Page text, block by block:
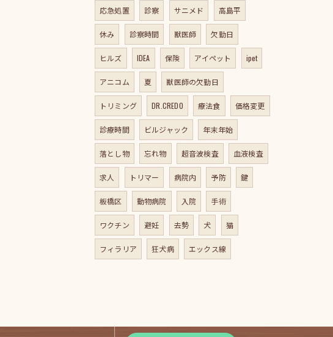
応急処置 診察 サニメド 高島平
休み 診察時間 獣医師 欠勤日
ヒルズ IDEA 保険 アイペット ipet
アニコム 夏 獣医師の欠勤日
トリミング DR.CREDO 療法食 価格変更
診療時間 ビルジャック 年末年始
落とし物 忘れ物 超音波検査 血液検査
求人 トリマー 病院内 予防 鍵
板橋区 動物病院 入院 手術
ワクチン 避妊 去勢 犬 猫
フィラリア 狂犬病 エックス線